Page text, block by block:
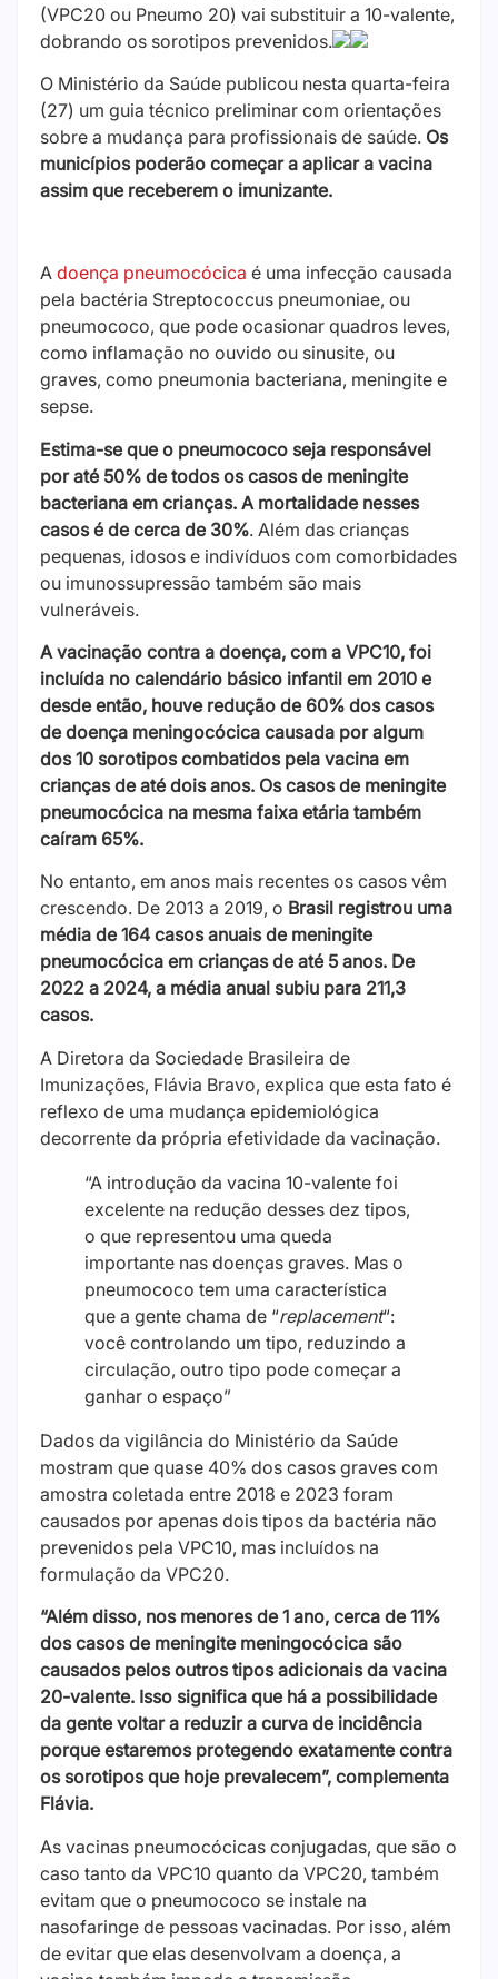
(VPC20 ou Pneumo 20) vai substituir a 10-valente,
dobrando os sorotipos prevenidos.
O Ministério da Saúde publicou nesta quarta-feira
(27) um guia técnico preliminar com orientações
sobre a mudança para profissionais de saúde. Os
municípios poderão começar a aplicar a vacina
assim que receberem o imunizante.
A doença pneumocócica é uma infecção causada
pela bactéria Streptococcus pneumoniae, ou
pneumococo, que pode ocasionar quadros leves,
como inflamação no ouvido ou sinusite, ou
graves, como pneumonia bacteriana, meningite e
sepse.
Estima-se que o pneumococo seja responsável
por até 50% de todos os casos de meningite
bacteriana em crianças. A mortalidade nesses
casos é de cerca de 30%. Além das crianças
pequenas, idosos e indivíduos com comorbidades
ou imunossupressão também são mais
vulneráveis.
A vacinação contra a doença, com a VPC10, foi
incluída no calendário básico infantil em 2010 e
desde então, houve redução de 60% dos casos
de doença meningocócica causada por algum
dos 10 sorotipos combatidos pela vacina em
crianças de até dois anos. Os casos de meningite
pneumocócica na mesma faixa etária também
caíram 65%.
No entanto, em anos mais recentes os casos vêm
crescendo. De 2013 a 2019, o Brasil registrou uma
média de 164 casos anuais de meningite
pneumocócica em crianças de até 5 anos. De
2022 a 2024, a média anual subiu para 211,3
casos.
A Diretora da Sociedade Brasileira de
Imunizações, Flávia Bravo, explica que esta fato é
reflexo de uma mudança epidemiológica
decorrente da própria efetividade da vacinação.
“A introdução da vacina 10-valente foi
excelente na redução desses dez tipos,
o que representou uma queda
importante nas doenças graves. Mas o
pneumococo tem uma característica
que a gente chama de “replacement“:
você controlando um tipo, reduzindo a
circulação, outro tipo pode começar a
ganhar o espaço”
Dados da vigilância do Ministério da Saúde
mostram que quase 40% dos casos graves com
amostra coletada entre 2018 e 2023 foram
causados por apenas dois tipos da bactéria não
prevenidos pela VPC10, mas incluídos na
formulação da VPC20.
“Além disso, nos menores de 1 ano, cerca de 11%
dos casos de meningite meningocócica são
causados pelos outros tipos adicionais da vacina
20-valente. Isso significa que há a possibilidade
da gente voltar a reduzir a curva de incidência
porque estaremos protegendo exatamente contra
os sorotipos que hoje prevalecem”, complementa
Flávia.
As vacinas pneumocócicas conjugadas, que são o
caso tanto da VPC10 quanto da VPC20, também
evitam que o pneumococo se instale na
nasofaringe de pessoas vacinadas. Por isso, além
de evitar que elas desenvolvam a doença, a